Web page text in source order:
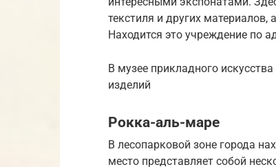
текстиля и других материалов,
Находится это учреждение по
В музее прикладного
изделий
Рокка-аль-маре
В лесопарковой зоне города
место представляет собой